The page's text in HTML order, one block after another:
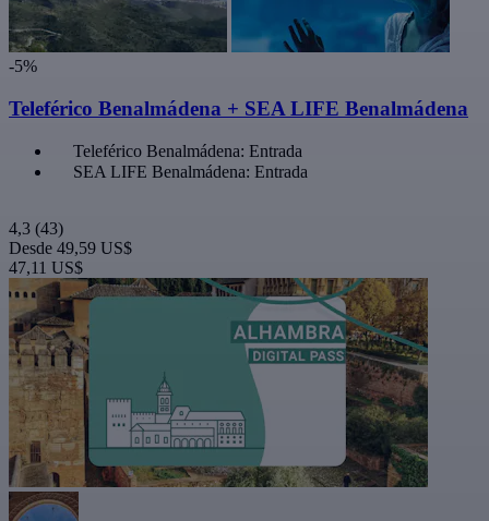
-5%
Teleférico Benalmádena + SEA LIFE Benalmádena
Teleférico Benalmádena: Entrada
SEA LIFE Benalmádena: Entrada
4,3 (43)
Desde 49,59 US$
47,11 US$